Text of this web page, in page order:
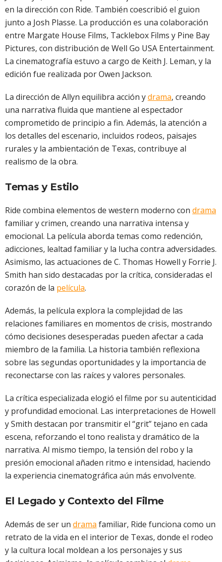
en la dirección con Ride. También coescribió el guion
junto a Josh Plasse. La producción es una colaboración
entre Margate House Films, Tacklebox Films y Pine Bay
Pictures, con distribución de Well Go USA Entertainment.
La cinematografía estuvo a cargo de Keith J. Leman, y la
edición fue realizada por Owen Jackson.
La dirección de Allyn equilibra acción ydrama, creando
una narrativa fluida que mantiene al espectador
comprometido de principio a fin. Además, la atención a
los detalles del escenario, incluidos rodeos, paisajes
rurales y la ambientación de Texas, contribuye al
realismo de la obra.
Temas y Estilo
Ride combina elementos de western moderno con drama
familiar y crimen, creando una narrativa intensa y
emocional. La película aborda temas como redención,
adicciones, lealtad familiar y la lucha contra adversidades.
Asimismo, las actuaciones de C. Thomas Howell y Forrie J.
Smith han sido destacadas por la crítica, consideradas el
corazón de la película.
Además, la película explora la complejidad de las
relaciones familiares en momentos de crisis, mostrando
cómo decisiones desesperadas pueden afectar a cada
miembro de la familia. La historia también reflexiona
sobre las segundas oportunidades y la importancia de
reconectarse con las raíces y valores personales.
La crítica especializada elogió el filme por su autenticidad
y profundidad emocional. Las interpretaciones de Howell
y Smith destacan por transmitir el “grit” tejano en cada
escena, reforzando el tono realista y dramático de la
narrativa. Al mismo tiempo, la tensión del robo y la
presión emocional añaden ritmo e intensidad, haciendo
la experiencia cinematográfica aún más envolvente.
El Legado y Contexto del Filme
Además de ser un drama familiar, Ride funciona como un
retrato de la vida en el interior de Texas, donde el rodeo
y la cultura local moldean a los personajes y sus